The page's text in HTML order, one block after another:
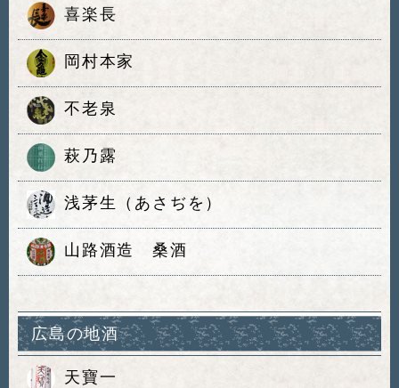
喜楽長
岡村本家
不老泉
萩乃露
浅茅生（あさぢを）
山路酒造 桑酒
広島の地酒
天寶一